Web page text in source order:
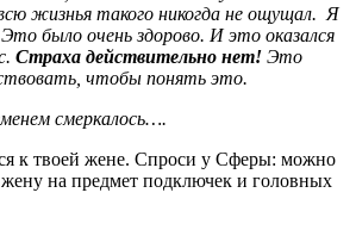
жизнья такого никогда не ощущал. Я
было очень здорово. И это оказался
Страха действительно нет! Это
чтобы понять это.
смеркалось….
к твоей жене. Спроси у Сферы: можно
на предмет подключек и головных